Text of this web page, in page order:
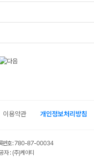
이용약관 개인정보처리방침
록번호 : 780-87-00034
자 : (주)케이티